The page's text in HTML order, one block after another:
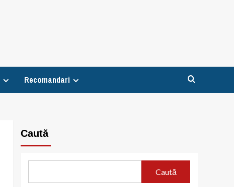
Recomandari
Caută
Caută